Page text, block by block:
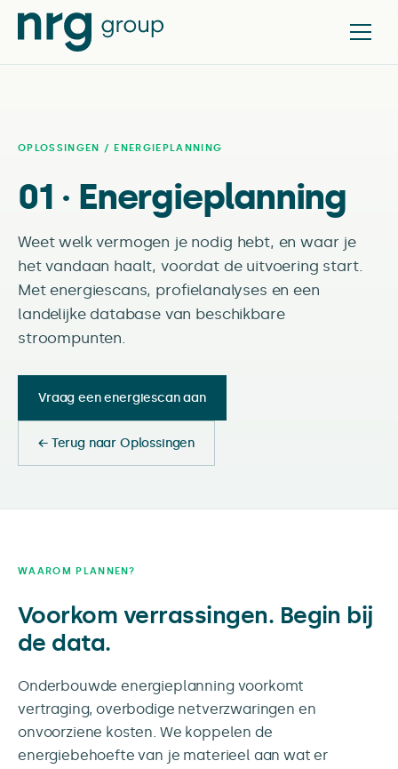
OPLOSSINGEN / ENERGIEPLANNING
01 · Energieplanning
Weet welk vermogen je nodig hebt, en waar je
het vandaan haalt, voordat de uitvoering start.
Met energiescans, profielanalyses en een
landelijke database van beschikbare
stroompunten.
Vraag een energiescan aan
← Terug naar Oplossingen
WAAROM PLANNEN?
Voorkom verrassingen. Begin bij
de data.
Onderbouwde energieplanning voorkomt
vertraging, overbodige netverzwaringen en
onvoorziene kosten. We koppelen de
energiebehoefte van je materieel aan wat er